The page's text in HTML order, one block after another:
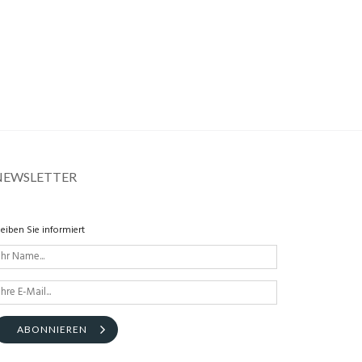
Sie informiert
ABONNIEREN